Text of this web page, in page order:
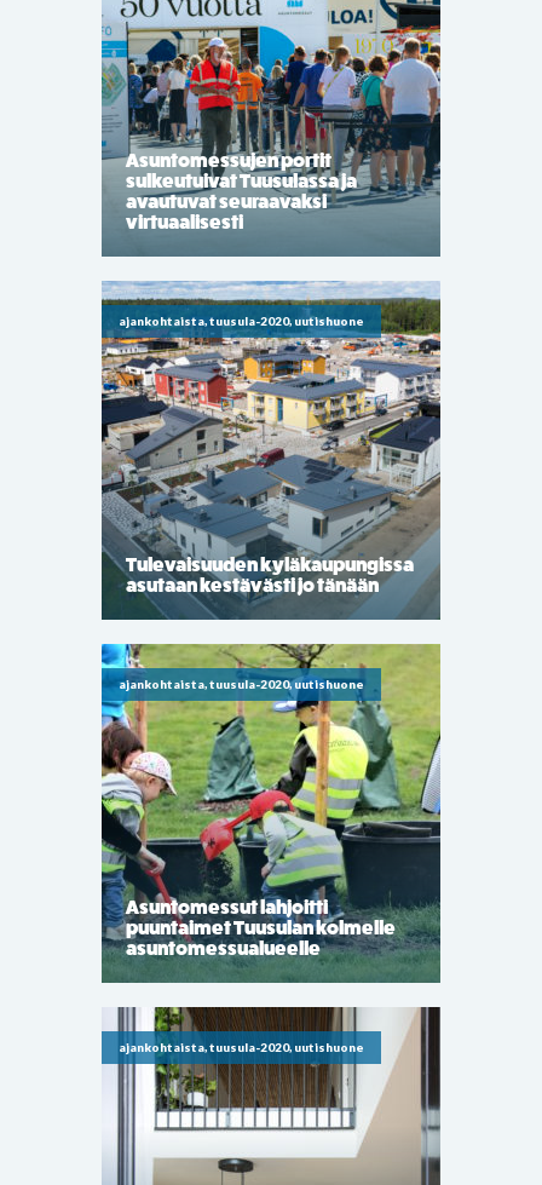
Asuntomessujen portit
sulkeutuivat Tuusulassa ja
avautuvat seuraavaksi
virtuaalisesti
ajankohtaista, tuusula-2020, uutishuone
Tulevaisuuden kyläkaupungissa
asutaan kestävästi jo tänään
ajankohtaista, tuusula-2020, uutishuone
Asuntomessut lahjoitti
puuntaimet Tuusulan kolmelle
asuntomessualueelle
ajankohtaista, tuusula-2020, uutishuone